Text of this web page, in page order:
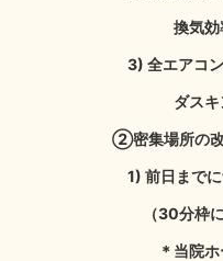
換気効率
3) 全エアコン
ダスキン
②密集場所の改
1) 前日までに
（30分枠に1
＊当院ホー